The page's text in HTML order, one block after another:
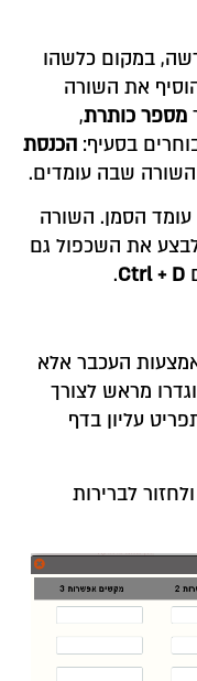
במקום כלשהו
את השורה
מספר כותרת,
בסעיף: הכנסת
שבה עומדים.
הסמן. השורה
לבצע את השכפול גם
Ctrl + D
.
העכבר אלא
מראש לצורך
עליון בדף
לברירות